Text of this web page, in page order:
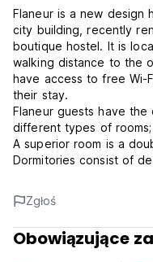
Flaneur is a new design
city building, recently
boutique hostel. It is
walking distance to the
have access to free Wi-
their stay.
Flaneur guests have
different types of
A superior room is a
Dormitories consist of
IMPORTANT INFO : THERE ARE CATS AND A
HOSTEL :)
Zgłoś
Obowiązujące